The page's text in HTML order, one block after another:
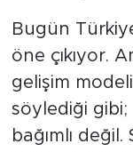
Bugün
öne çıkıyor.
gelişim
söylediği
bağımlı